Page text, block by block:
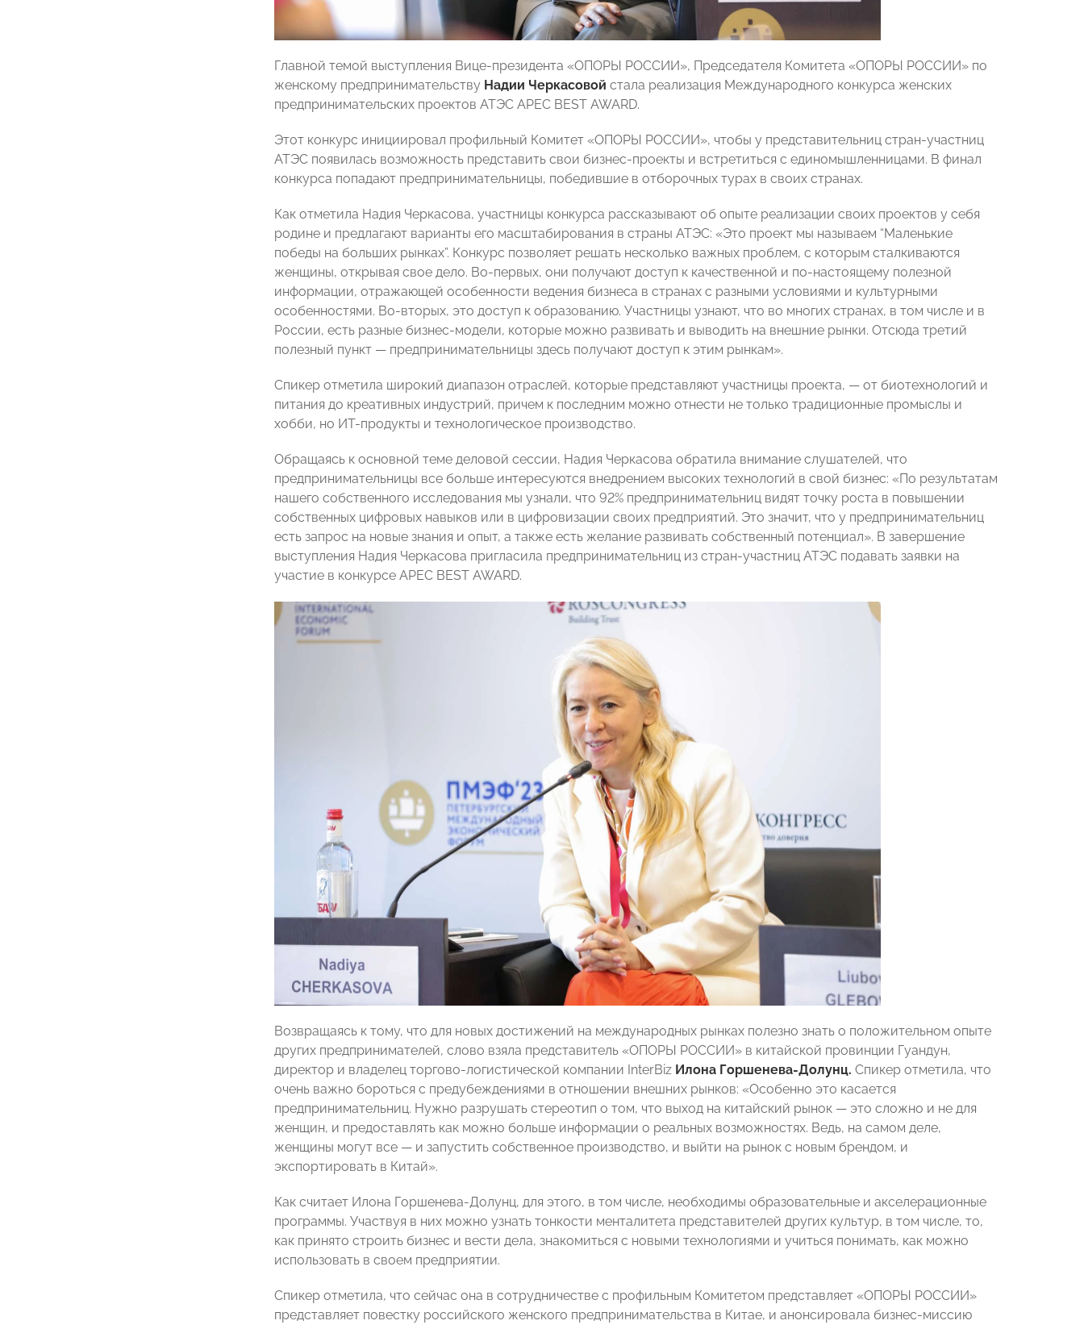
Главной темой выступления Вице-президента «ОПОРЫ РОССИИ», Председателя Комитета «ОПОРЫ РОССИИ» по
женскому предпринимательству Надии Черкасовой стала реализация Международного конкурса женских
предпринимательских проектов АТЭС APEC BEST AWARD.
Этот конкурс инициировал профильный Комитет «ОПОРЫ РОССИИ», чтобы у представительниц стран-участниц
АТЭС появилась возможность представить свои бизнес-проекты и встретиться с единомышленницами. В финал
конкурса попадают предпринимательницы, победившие в отборочных турах в своих странах.
Как отметила Надия Черкасова, участницы конкурса рассказывают об опыте реализации своих проектов у себя
родине и предлагают варианты его масштабирования в страны АТЭС: «Это проект мы называем “Маленькие
победы на больших рынках”. Конкурс позволяет решать несколько важных проблем, с которым сталкиваются
женщины, открывая свое дело. Во-первых, они получают доступ к качественной и по-настоящему полезной
информации, отражающей особенности ведения бизнеса в странах с разными условиями и культурными
особенностями. Во-вторых, это доступ к образованию. Участницы узнают, что во многих странах, в том числе и в
России, есть разные бизнес-модели, которые можно развивать и выводить на внешние рынки. Отсюда третий
полезный пункт — предпринимательницы здесь получают доступ к этим рынкам».
Спикер отметила широкий диапазон отраслей, которые представляют участницы проекта, — от биотехнологий и
питания до креативных индустрий, причем к последним можно отнести не только традиционные промыслы и
хобби, но ИТ-продукты и технологическое производство.
Обращаясь к основной теме деловой сессии, Надия Черкасова обратила внимание слушателей, что
предпринимательницы все больше интересуются внедрением высоких технологий в свой бизнес: «По результатам
нашего собственного исследования мы узнали, что 92% предпринимательниц видят точку роста в повышении
собственных цифровых навыков или в цифровизации своих предприятий. Это значит, что у предпринимательниц
есть запрос на новые знания и опыт, а также есть желание развивать собственный потенциал». В завершение
выступления Надия Черкасова пригласила предпринимательниц из стран-участниц АТЭС подавать заявки на
участие в конкурсе APEC BEST AWARD.
Возвращаясь к тому, что для новых достижений на международных рынках полезно знать о положительном опыте
других предпринимателей, слово взяла представитель «ОПОРЫ РОССИИ» в китайской провинции Гуандун,
директор и владелец торгово-логистической компании InterBiz Илона Горшенева-Долунц. Спикер отметила, что
очень важно бороться с предубеждениями в отношении внешних рынков: «Особенно это касается
предпринимательниц. Нужно разрушать стереотип о том, что выход на китайский рынок — это сложно и не для
женщин, и предоставлять как можно больше информации о реальных возможностях. Ведь, на самом деле,
женщины могут все — и запустить собственное производство, и выйти на рынок с новым брендом, и
экспортировать в Китай».
Как считает Илона Горшенева-Долунц, для этого, в том числе, необходимы образовательные и акселерационные
программы. Участвуя в них можно узнать тонкости менталитета представителей других культур, в том числе, то,
как принято строить бизнес и вести дела, знакомиться с новыми технологиями и учиться понимать, как можно
использовать в своем предприятии.
Спикер отметила, что сейчас она в сотрудничестве с профильным Комитетом представляет «ОПОРЫ РОССИИ»
представляет повестку российского женского предпринимательства в Китае, и анонсировала бизнес-миссию